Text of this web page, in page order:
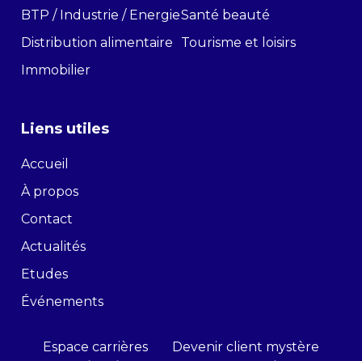
BTP / Industrie / Energie
Distribution alimentaire
Immobilier
Santé beauté
Tourisme et loisirs
Liens utiles
Accueil
À propos
Contact
Actualités
Etudes
Événements
Espace carrières
Devenir client mystère